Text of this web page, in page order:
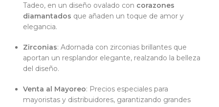
Tadeo, en un diseño ovalado con corazones
diamantados que añaden un toque de amor y
elegancia.
Zirconias: Adornada con zirconias brillantes que
aportan un resplandor elegante, realzando la belleza
del diseño.
Venta al Mayoreo: Precios especiales para
mayoristas y distribuidores, garantizando grandes